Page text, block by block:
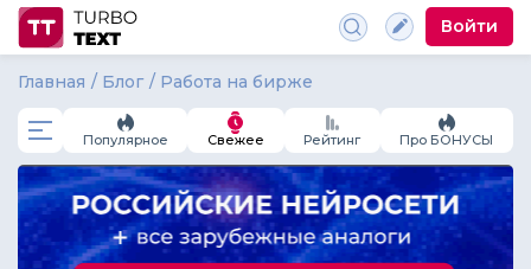
Войти
Главная Блог Работа на бирже
Популярное Свежее Рейтинг Про БОНУСЫ